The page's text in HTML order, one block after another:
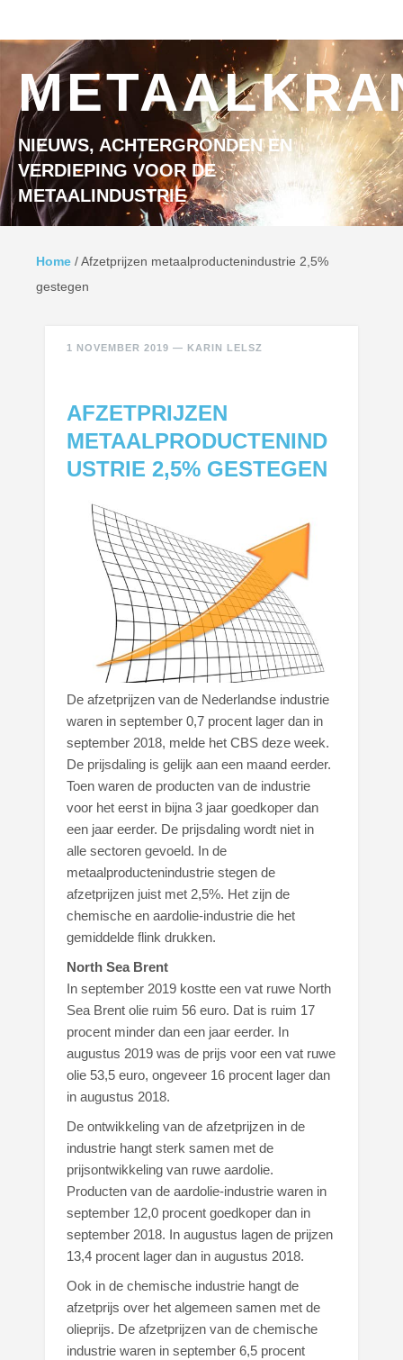
NIEUWS, ACHTERGRONDEN EN
VERDIEPING VOOR DE
METAALINDUSTRIE
Home /Afzetprijzen metaalproductenindustrie 2,5%
gestegen
1 NOVEMBER 2019 — KARIN LELSZ
AFZETPRIJZEN
METAALPRODUCTENIND
USTRIE 2,5% GESTEGEN
De afzetprijzen van de Nederlandse industrie
waren in september 0,7 procent lager dan in
september 2018, melde het CBS deze week.
De prijsdaling is gelijk aan een maand eerder.
Toen waren de producten van de industrie
voor het eerst in bijna 3 jaar goedkoper dan
een jaar eerder. De prijsdaling wordt niet in
alle sectoren gevoeld. In de
metaalproductenindustrie stegen de
afzetprijzen juist met 2,5%. Het zijn de
chemische en aardolie-industrie die het
gemiddelde flink drukken.
North Sea Brent
In september 2019 kostte een vat ruwe North
Sea Brent olie ruim 56 euro. Dat is ruim 17
procent minder dan een jaar eerder. In
augustus 2019 was de prijs voor een vat ruwe
olie 53,5 euro, ongeveer 16 procent lager dan
in augustus 2018.
De ontwikkeling van de afzetprijzen in de
industrie hangt sterk samen met de
prijsontwikkeling van ruwe aardolie.
Producten van de aardolie-industrie waren in
september 12,0 procent goedkoper dan in
september 2018. In augustus lagen de prijzen
13,4 procent lager dan in augustus 2018.
Ook in de chemische industrie hangt de
afzetprijs over het algemeen samen met de
olieprijs. De afzetprijzen van de chemische
industrie waren in september 6,5 procent